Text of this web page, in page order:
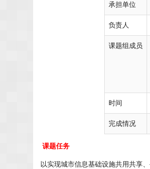
承担单位
负责人
课题组成员
时间
完成情况
课题任务
以实现城市信息基础设施共用共享